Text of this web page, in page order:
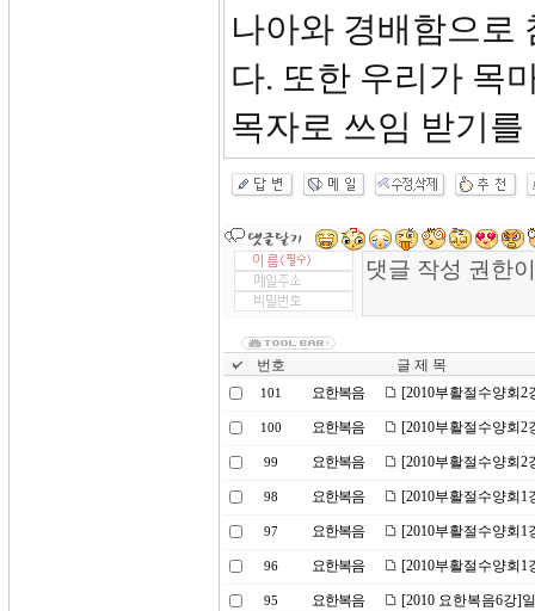
나아와 경배함으로
다. 또한 우리가 목
목자로 쓰임 받기
번호 글 제 목
101 요한복음 [2010부활절수양회
100 요한복음 [2010부활절수양회
99 요한복음 [2010부활절수양회
98 요한복음 [2010부활절수양회
97 요한복음 [2010부활절수양회
96 요한복음 [2010부활절수양회
95 요한복음 [2010 요한복음6강]